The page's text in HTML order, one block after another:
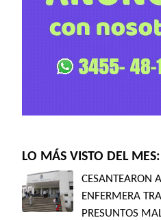
LO MÁS VISTO DEL MES:
CESANTEARON
ENFERMERA
PRESUNTOS